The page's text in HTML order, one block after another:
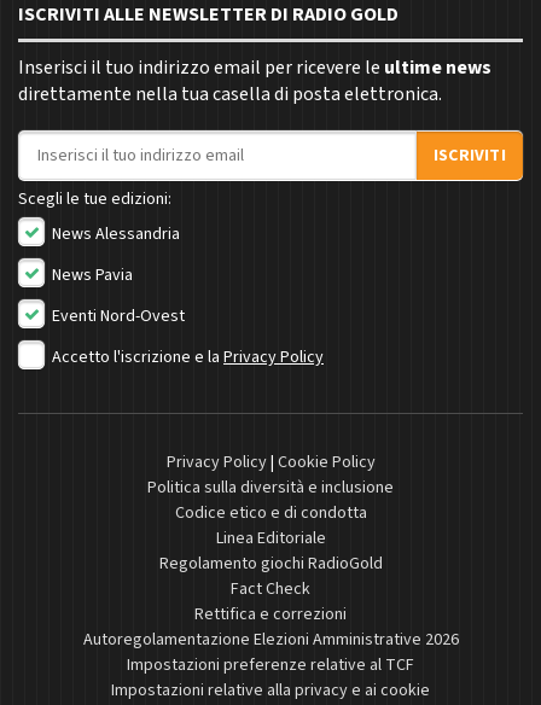
ISCRIVITI ALLE NEWSLETTER DI RADIO GOLD
Inserisci il tuo indirizzo email per ricevere le ultime news
direttamente nella tua casella di posta elettronica.
Indirizzo email
ISCRIVITI
Scegli le tue edizioni:
News Alessandria
News Pavia
Eventi Nord-Ovest
Accetto l'iscrizione e la Privacy Policy
Privacy Policy| Cookie Policy
Politica sulla diversità e inclusione
Codice etico e di condotta
Linea Editoriale
Regolamento giochi RadioGold
Fact Check
Rettifica e correzioni
Autoregolamentazione Elezioni Amministrative 2026
Impostazioni preferenze relative al TCF
Impostazioni relative alla privacy e ai cookie